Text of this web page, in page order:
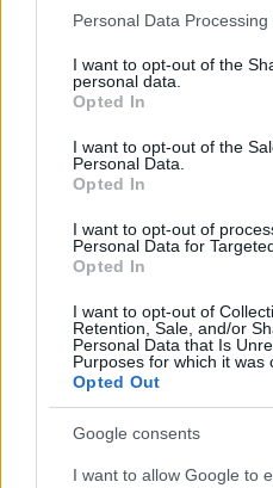
Please note that this website/
not limited to your visit or
grant or deny consent to
use your data for below
consent section.
Personal Data
I want to opt-out of the
personal data.
Opted In
I want to opt-out of the
Personal Data.
Opted In
I want to opt-out of
Personal Data for
Opted In
I want to opt-out of
Retention, Sale, and/or
Personal Data that Is
Purposes for which it was
Opted Out
Google consents
I want to allow Google to
da allora firma
redazione
alle prove su
cronaca' e